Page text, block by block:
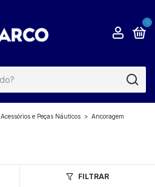
0
Acessórios e Peças Náuticos > Ancoragem
FILTRAR